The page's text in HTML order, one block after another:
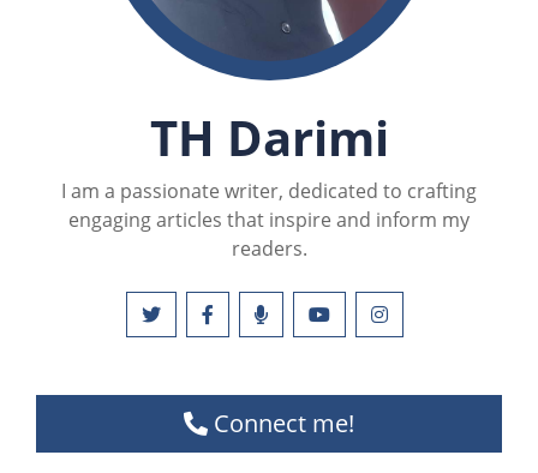
TH Darimi
I am a passionate writer, dedicated to crafting
engaging articles that inspire and inform my
readers.
Connect me!